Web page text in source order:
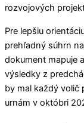
rozvojových
Pre lepšiu
prehľadný súhrn
dokument mapuje
výsledky z
by mal každý volič
urnám v októbri